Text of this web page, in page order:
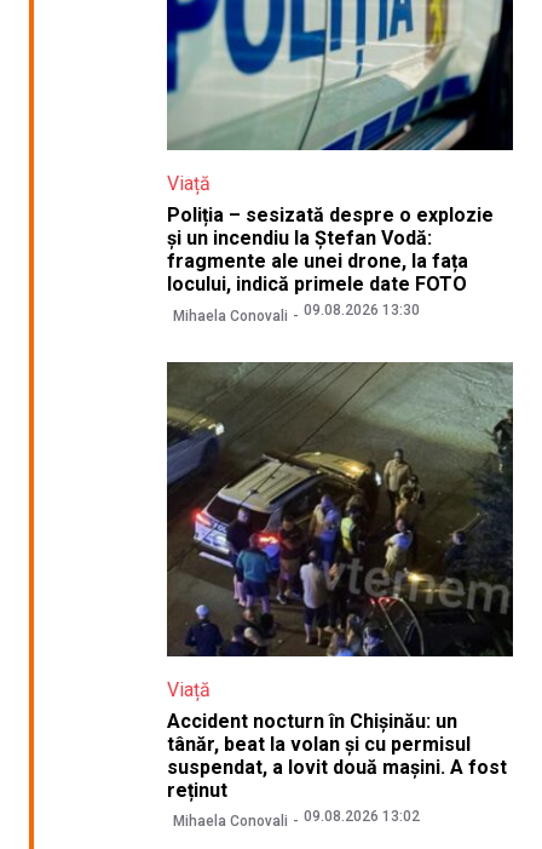
Viață
Poliția – sesizată despre o explozie
și un incendiu la Ștefan Vodă:
fragmente ale unei drone, la fața
locului, indică primele date FOTO
Mihaela Conovali 09.08.2026 13:30
Viață
Accident nocturn în Chișinău: un
tânăr, beat la volan și cu permisul
suspendat, a lovit două mașini. A fost
reținut
Mihaela Conovali 09.08.2026 13:02